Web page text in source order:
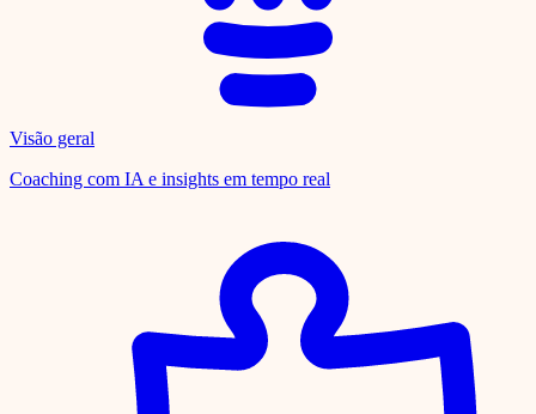
Visão geral
Coaching com IA e insights em tempo real